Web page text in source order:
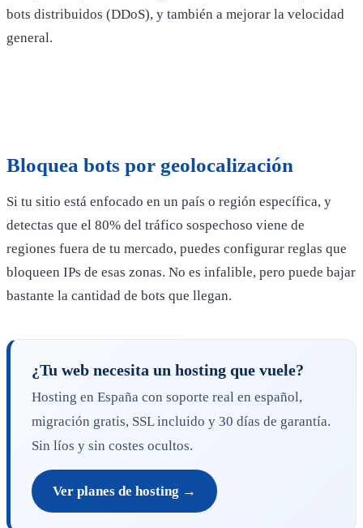
bots distribuidos (DDoS), y también a mejorar la velocidad
general.
Bloquea bots por geolocalización
Si tu sitio está enfocado en un país o región específica, y
detectas que el 80% del tráfico sospechoso viene de
regiones fuera de tu mercado, puedes configurar reglas que
bloqueen IPs de esas zonas. No es infalible, pero puede bajar
bastante la cantidad de bots que llegan.
¿Tu web necesita un hosting que vuele?
Hosting en España con soporte real en español,
migración gratis, SSL incluido y 30 días de garantía.
Sin líos y sin costes ocultos.
Ver planes de hosting →